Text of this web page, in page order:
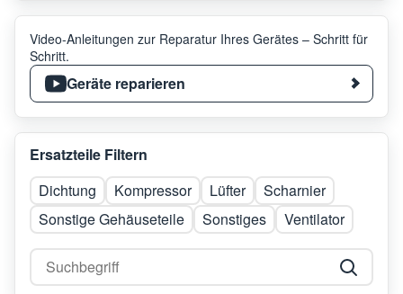
Video-Anleitungen zur Reparatur Ihres Gerätes – Schritt für
Schritt.
Geräte reparieren
Ersatzteile Filtern
Dichtung
Kompressor Lüfter
Scharnier
Sonstige Gehäuseteile
Sonstiges Ventilator